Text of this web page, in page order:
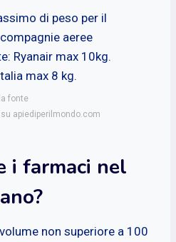
di peso per il
aeree
Ryanair max 10kg.
max 8 kg.
fonte
apiediperilmondo.com
i farmaci nel
non superiore a 100